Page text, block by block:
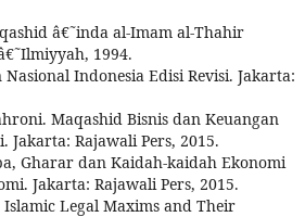
â€˜inda al-Imam al-Thahir
1994.
Indonesia Edisi Revisi. Jakarta:
Maqashid Bisnis dan Keuangan
Jakarta: Rajawali Pers, 2015.
Gharar dan Kaidah-kaidah Ekonomi
Jakarta: Rajawali Pers, 2015.
Legal Maxims and Their